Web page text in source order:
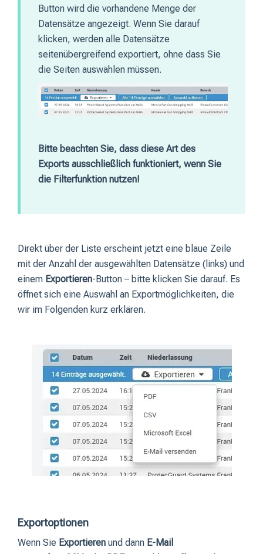
Button wird die vorhandene Menge der
Datensätze angezeigt. Wenn Sie darauf
klicken, werden alle Datensätze
seitenübergreifend exportiert, ohne dass Sie
die Seiten auswählen müssen.
Bitte beachten Sie, dass diese Art des
Exports ausschließlich funktioniert, wenn Sie
die Filterfunktion nutzen!
Direkt über der Liste erscheint jetzt eine blaue Zeile
mit der Anzahl der ausgewählten Datensätze (links) und
einem Exportieren-Button – bitte klicken Sie darauf. Es
öffnet sich eine Auswahl an Exportmöglichkeiten, die
wir im Folgenden kurz erklären.
Exportoptionen
Wenn Sie Exportieren und dann E-Mail